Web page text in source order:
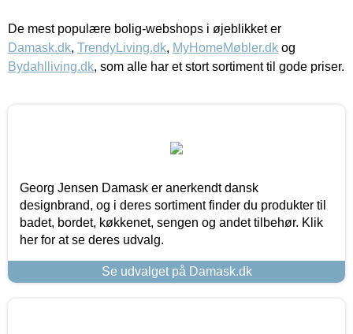
De mest populære bolig-webshops i øjeblikket er
Damask.dk, TrendyLiving.dk, MyHomeMøbler.dk og
Bydahlliving.dk, som alle har et stort sortiment til gode priser.
Georg Jensen Damask er anerkendt dansk
designbrand, og i deres sortiment finder du produkter til
badet, bordet, køkkenet, sengen og andet tilbehør. Klik
her for at se deres udvalg.
Se udvalget på Damask.dk